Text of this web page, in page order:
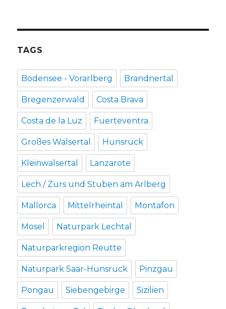
TAGS
Bodensee - Vorarlberg Brandnertal
Bregenzerwald Costa Brava
Costa de la Luz Fuerteventra
Großes Walsertal Hunsrück
Kleinwalsertal Lanzarote
Lech / Zürs und Stuben am Arlberg
Mallorca Mittelrheintal Montafon
Mosel Naturpark Lechtal
Naturparkregion Reutte
Naturpark Saar-Hunsrück Pinzgau
Pongau Siebengebirge Sizilien